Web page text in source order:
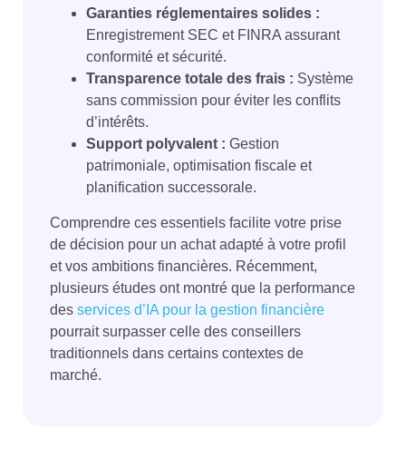
Garanties réglementaires solides :
Enregistrement SEC et FINRA assurant
conformité et sécurité.
Transparence totale des frais : Système
sans commission pour éviter les conflits
d’intérêts.
Support polyvalent : Gestion
patrimoniale, optimisation fiscale et
planification successorale.
Comprendre ces essentiels facilite votre prise
de décision pour un achat adapté à votre profil
et vos ambitions financières. Récemment,
plusieurs études ont montré que la performance
des services d’IA pour la gestion financière
pourrait surpasser celle des conseillers
traditionnels dans certains contextes de
marché.